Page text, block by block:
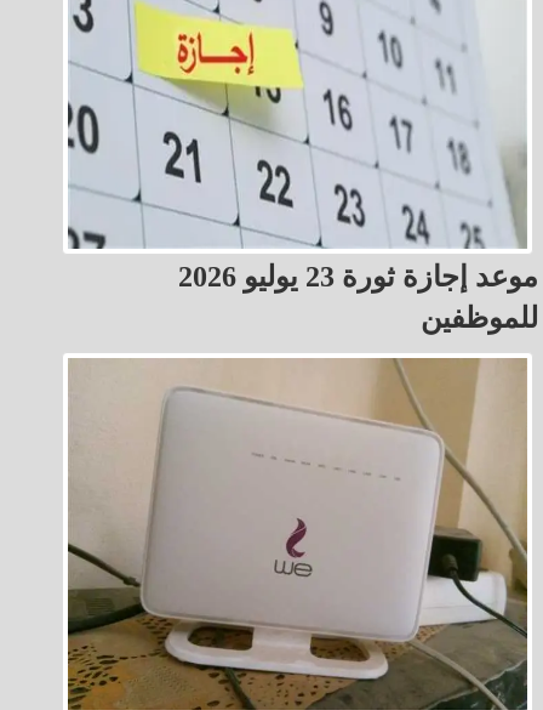
موعد إجازة ثورة 23 يوليو 2026
للموظفين